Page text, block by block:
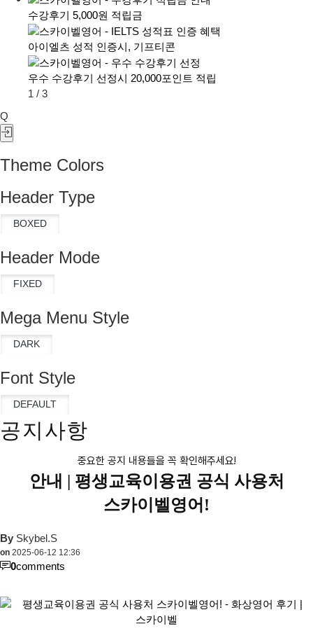
수강후기 5,000원 적립금
아이엘츠 성적 인증시, 기프티콘
우수 수강후기 선정시 20,000포인트 적립
1 / 3
Q
Theme Colors
Header Type
Header Mode
Mega Menu Style
Font Style
공지사항
중요한 공지 내용들을 꼭 확인해주세요!
안내 | 평생교육이용권 공식 사용처
스카이벨영어!
By Skybel.S
on 2025-06-12 12:36
0comments